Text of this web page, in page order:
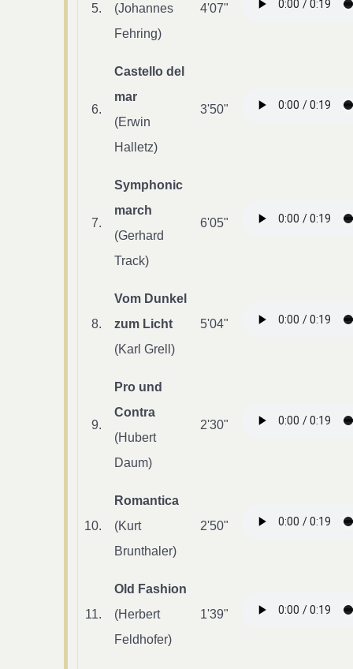
5.
(Johannes
Fehring)
4'07"
6.
Castello del
mar
(Erwin
Halletz)
3'50"
7.
Symphonic
march
(Gerhard
Track)
6'05"
8.
Vom Dunkel
zum Licht
(Karl Grell)
5'04"
9.
Pro und
Contra
(Hubert
Daum)
2'30"
10.
Romantica
(Kurt
Brunthaler)
2'50"
11.
Old Fashion
(Herbert
Feldhofer)
1'39"